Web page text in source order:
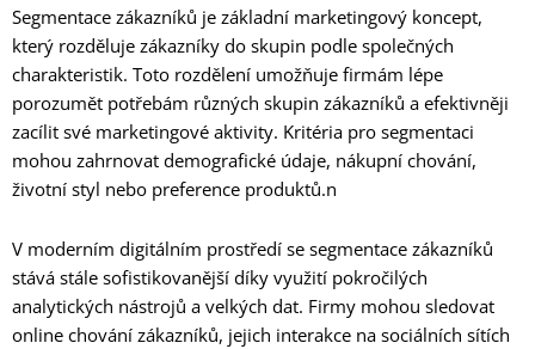
Segmentace zákazníků je základní marketingový koncept,
který rozděluje zákazníky do skupin podle společných
charakteristik. Toto rozdělení umožňuje firmám lépe
porozumět potřebám různých skupin zákazníků a efektivněji
zacílit své marketingové aktivity. Kritéria pro segmentaci
mohou zahrnovat demografické údaje, nákupní chování,
životní styl nebo preference produktů.n
V moderním digitálním prostředí se segmentace zákazníků
stává stále sofistikovanější díky využití pokročilých
analytických nástrojů a velkých dat. Firmy mohou sledovat
online chování zákazníků, jejich interakce na sociálních sítích